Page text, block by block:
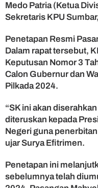
l
d
-
s
k
e
b
a
P
e
Medo Patria (Ketua
Sekretaris KPU
Penetapan Resmi
Dalam rapat tersebut,
Keputusan Nomor 3
Calon Gubernur dan
Pilkada 2024.
“SK ini akan
diteruskan kepada
Negeri guna
ujar Surya Efitrimen.
Penetapan ini
sebelumnya telah